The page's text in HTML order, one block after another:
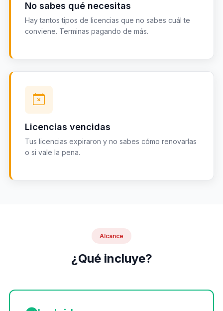
No sabes qué necesitas
Hay tantos tipos de licencias que no sabes cuál te
conviene. Terminas pagando de más.
Licencias vencidas
Tus licencias expiraron y no sabes cómo renovarlas
o si vale la pena.
Alcance
¿Qué incluye?